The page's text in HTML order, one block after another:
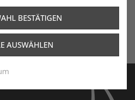
BESTÄTIGEN
AUSWÄHLEN